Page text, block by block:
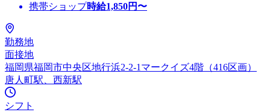
携帯ショップ時給1,850円〜
勤務地
面接地
福岡県福岡市中央区地行浜2-2-1マークイズ4階（416区画）
唐人町駅、西新駅
シフト